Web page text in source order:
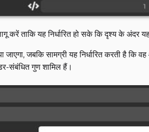
ताकि यह निर्धारित हो सके कि दृश्य के अंदर
जबकि सामग्री यह निर्धारित करती है कि
संबंधित गुण शामिल हैं।